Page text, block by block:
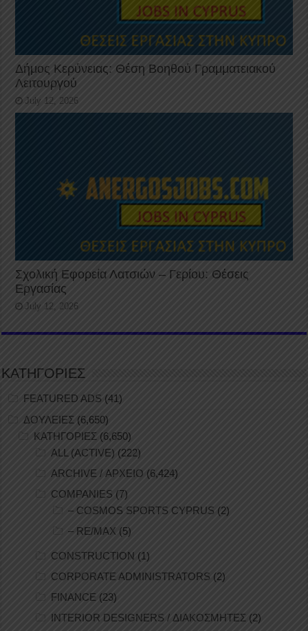
Δήμος Κερύνειας: Θέση Βοηθού Γραμματειακού
Λειτουργού
July 12, 2026
Σχολική Εφορεία Λατσιών – Γερίου: Θέσεις
Εργασίας
July 12, 2026
ΚΑΤΗΓΟΡΙΕΣ
FEATURED ADS (41)
ΔΟΥΛΕΙΕΣ (6,650)
ΚΑΤΗΓΟΡΙΕΣ (6,650)
ALL (ACTIVE) (222)
ARCHIVE / ΑΡΧΕΙΟ (6,424)
COMPANIES (7)
– COSMOS SPORTS CYPRUS (2)
– RE/MAX (5)
CONSTRUCTION (1)
CORPORATE ADMINISTRATORS (2)
FINANCE (23)
INTERIOR DESIGNERS / ΔΙΑΚΟΣΜΗΤΕΣ (2)